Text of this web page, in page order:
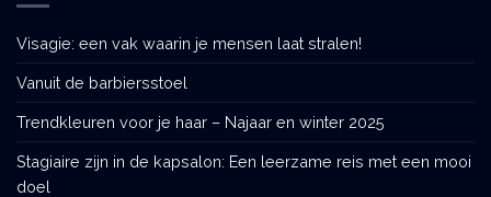
Visagie: een vak waarin je mensen laat stralen!
Vanuit de barbiersstoel
Trendkleuren voor je haar – Najaar en winter 2025
Stagiaire zijn in de kapsalon: Een leerzame reis met een mooi
doel